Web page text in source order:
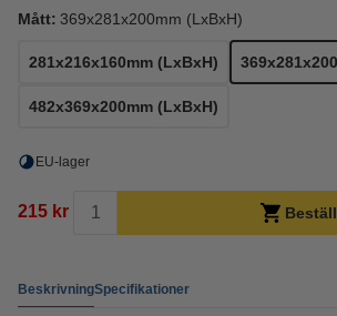
Mått: 369x281x200mm (LxBxH)
281x216x160mm (LxBxH)
482x369x200mm (LxBxH)
EU-lager
215 kr Beställ
BeskrivningSpecifikationer